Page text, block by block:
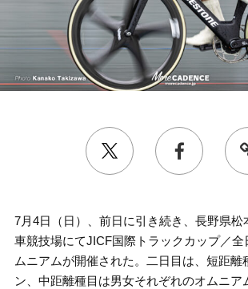
7月4日（日）、前日に引き続き、長野県松
車競技場にてJICF国際トラックカップ／全
ムニアムが開催された。二日目は、短距離
ン、中距離種目は男女それぞれのオムニア